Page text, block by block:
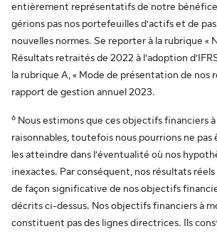
entièrement représentatifs de notre
gérions pas nos portefeuilles d’actifs et de
nouvelles normes. Se reporter à la rubrique «
Résultats retraités de 2022 à l’adoption
la rubrique A, « Mode de présentation de nos
rapport de gestion annuel 2023.
6 Nous estimons que ces objectifs financiers
raisonnables, toutefois nous pourrions ne pas
les atteindre dans l’éventualité où nos
inexactes. Par conséquent, nos résultats
de façon significative de nos objectifs
décrits ci-dessus. Nos objectifs financiers à
constituent pas des lignes directrices. Ils